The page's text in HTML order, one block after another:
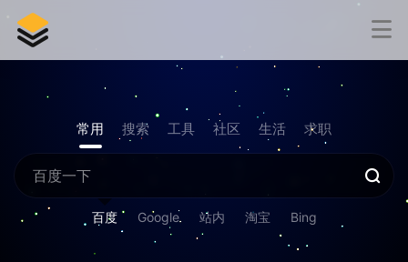
常用 搜索 工具 社区 生活 求职
百度 Google 站内 淘宝 Bing